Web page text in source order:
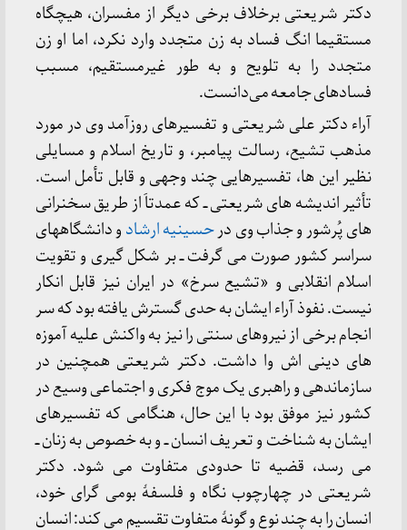
دکتر شریعتی برخلاف برخی دیگر از مفسران، هیچگاه
مستقیما انگ فساد به زن متجدد وارد نکرد، اما او زن
متجدد را به تلویح و به طور غیرمستقیم، مسبب
فساد‌های جامعه می‌دانست.
آراء دکتر علی شریعتی و تفسیرهای روزآمد وی در مورد
مذهب تشیع، رسالت پیامبر، و تاریخ اسلام و مسایلی
نظیر این ها، تفسیرهایی چند وجهی و قابل تأمل است.
تأثیر اندیشه های شریعتی ــ که عمدتاَ از طریق سخنرانی
های پُرشور و جذاب وی درحسینیه ارشاد و دانشگاههای
سراسر کشور صورت می گرفت ــ بر شکل گیری و تقویت
اسلام انقلابی و «تشیع سرخ» در ایران نیز قابل انکار
نیست. نفوذ آراء ایشان به حدی گسترش یافته بود که سر
انجام برخی از نیروهای سنتی را نیز به واکنش علیه آموزه
های دینی اش وا داشت. دکتر شریعتی همچنین در
سازماندهی و راهبری یک موج فکری و اجتماعی وسیع در
کشور نیز موفق بود با این حال، هنگامی که تفسیرهای
ایشان به شناخت و تعریف انسان ــ و به خصوص به زنان ــ
می رسد، قضیه تا حدودی متفاوت می شود. دکتر
شریعتی در چهارچوب نگاه و فلسفۀ بومی گرای خود،
انسان را به چند نوع و گونۀ متفاوت تقسیم می کند: انسان